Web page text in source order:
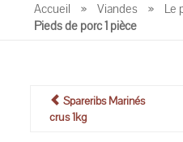
Accueil » Viandes » Le
Pieds de porc 1 pièce
Spareribs Marinés
crus 1kg